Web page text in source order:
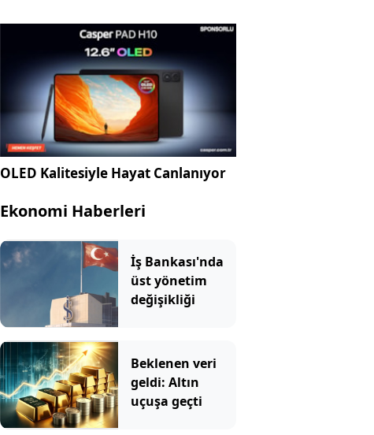
OLED Kalitesiyle Hayat Canlanıyor
Ekonomi Haberleri
İş Bankası'nda
üst yönetim
değişikliği
Beklenen veri
geldi: Altın
uçuşa geçti